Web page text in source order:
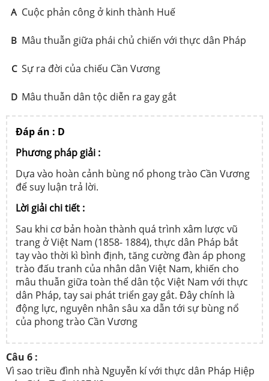
A Cuộc phản công ở kinh thành Huế
B Mâu thuẫn giữa phái chủ chiến với thực dân Pháp
C Sự ra đời của chiếu Cần Vương
D Mâu thuẫn dân tộc diễn ra gay gắt
Đáp án : D
Phương pháp giải :
Dựa vào hoàn cảnh bùng nổ phong trào Cần Vương
để suy luận trả lời.
Lời giải chi tiết :
Sau khi cơ bản hoàn thành quá trình xâm lược vũ
trang ở Việt Nam (1858- 1884), thực dân Pháp bắt
tay vào thời kì bình định, tăng cường đàn áp phong
trào đấu tranh của nhân dân Việt Nam, khiến cho
mâu thuẫn giữa toàn thể dân tộc Việt Nam với thực
dân Pháp, tay sai phát triển gay gắt. Đây chính là
động lực, nguyên nhân sâu xa dẫn tới sự bùng nổ
của phong trào Cần Vương
Câu 6 :
Vì sao triều đình nhà Nguyễn kí với thực dân Pháp Hiệp